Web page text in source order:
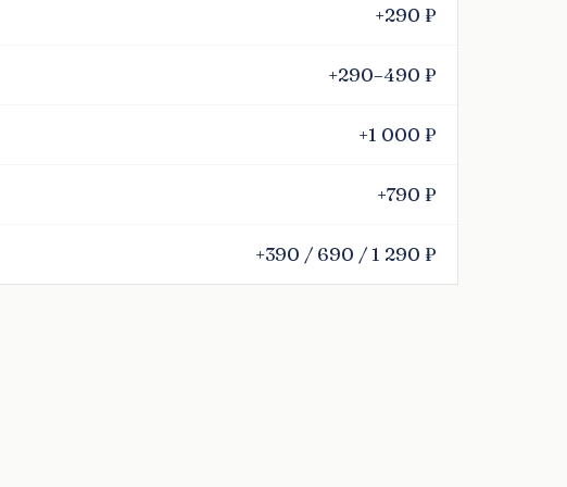
+290 ₽
+290–490 ₽
+1 000 ₽
+790 ₽
+390 / 690 / 1 290 ₽